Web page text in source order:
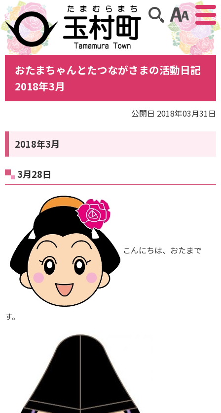
アクセ
サイト内検索
おたまちゃんとたつながさまの活動日記
2018年3月
公開日 2018年03月31日
2018年3月
3月28日
こんにちは、おたまで
す。